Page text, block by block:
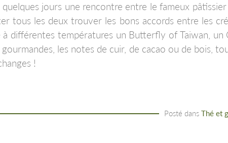
jours une rencontre entre le fameux
tous les deux trouver les bons accords entre les
différentes températures un Butterfly of Taiwan, un
les notes de cuir, de cacao ou de bois,
!
Posté dans Thé et